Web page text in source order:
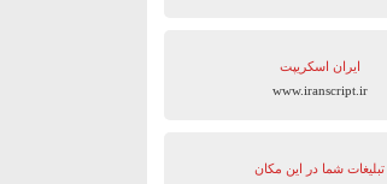
ایران اسکریپت
www.iranscript.ir
تبلیغات شما در این مکان